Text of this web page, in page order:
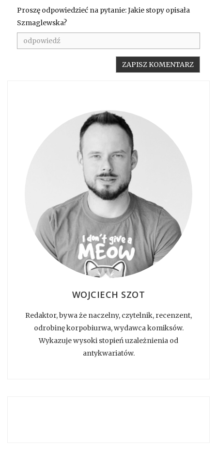
Proszę odpowiedzieć na pytanie: Jakie stopy opisała
Szmaglewska?
WOJCIECH SZOT
Redaktor, bywa że naczelny, czytelnik, recenzent,
odrobinę korpobiurwa, wydawca komiksów.
Wykazuje wysoki stopień uzależnienia od
antykwariatów.